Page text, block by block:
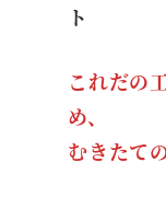
ト
これだの
め、
むきたて